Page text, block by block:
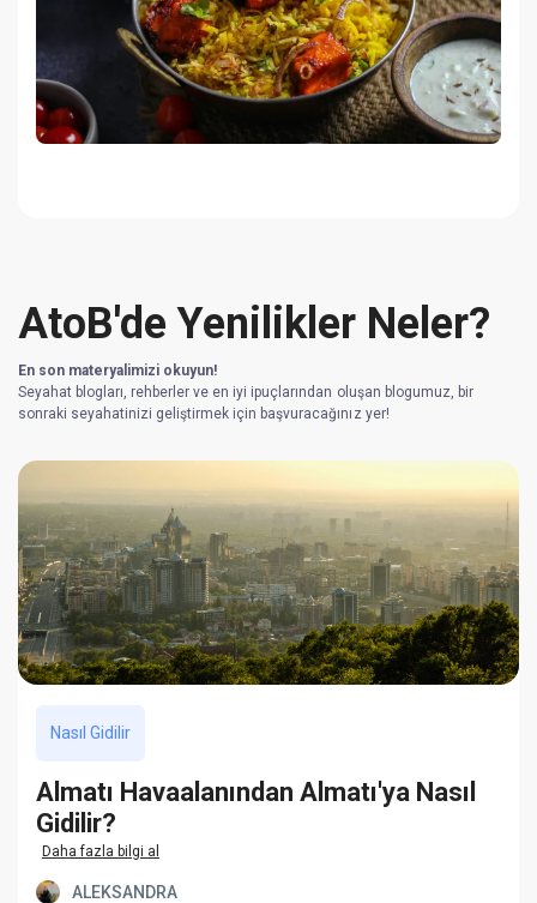
AtoB'de Yenilikler Neler?
En son materyalimizi okuyun!
Seyahat blogları, rehberler ve en iyi ipuçlarından oluşan blogumuz, bir
sonraki seyahatinizi geliştirmek için başvuracağınız yer!
Nasıl Gidilir
Almatı Havaalanından Almatı'ya Nasıl
Gidilir?
Daha fazla bilgi al
ALEKSANDRA